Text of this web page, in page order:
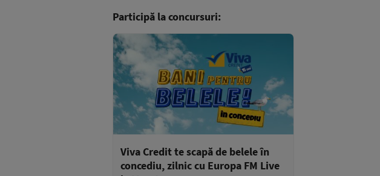
Participă la concursuri:
Viva Credit te scapă de belele în
concediu, zilnic cu Europa FM Live